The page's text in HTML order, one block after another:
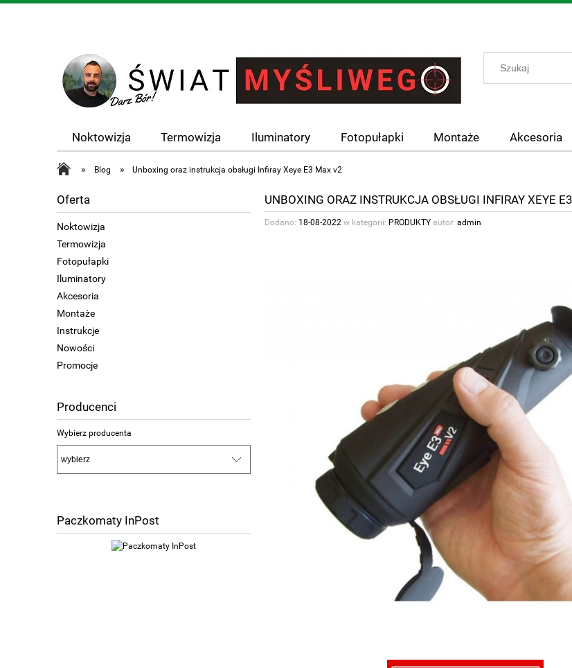
Noktowizja Termowizja Iluminatory Fotopułapki Montaże Akcesoria
» Blog » Unboxing oraz instrukcja obsługi Infiray Xeye E3 Max v2
Oferta
Noktowizja
Termowizja
Fotopułapki
Iluminatory
Akcesoria
Montaże
Instrukcje
Nowości
Promocje
Producenci
Wybierz producenta
Paczkomaty InPost
UNBOXING ORAZ INSTRUKCJA OBSŁUGI INFIRAY XEYE
Dodano: 18-08-2022 w kategorii: PRODUKTY autor: admin